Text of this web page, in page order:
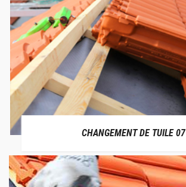
CHANGEMENT DE TUILE 07